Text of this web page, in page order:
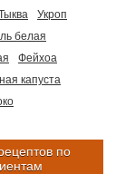
Укроп
белая
Фейхоа
капуста
по